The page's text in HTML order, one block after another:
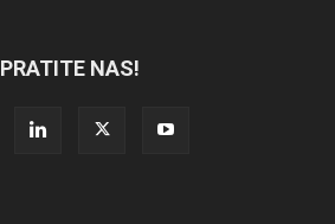
PRATITE NAS!